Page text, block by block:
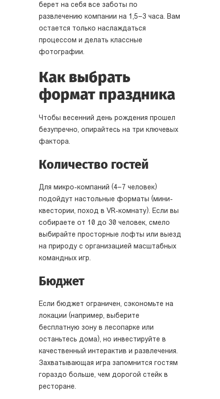
берет на себя все заботы по
развлечению компании на 1,5–3 часа. Вам
остается только наслаждаться
процессом и делать классные
фотографии.
Как выбрать
формат праздника
Чтобы весенний день рождения прошел
безупречно, опирайтесь на три ключевых
фактора.
Количество гостей
Для микро-компаний (4–7 человек)
подойдут настольные форматы (мини-
квестории, поход в VR-комнату). Если вы
собираете от 10 до 30 человек, смело
выбирайте просторные лофты или выезд
на природу с организацией масштабных
командных игр.
Бюджет
Если бюджет ограничен, сэкономьте на
локации (например, выберите
бесплатную зону в лесопарке или
останьтесь дома), но инвестируйте в
качественный интерактив и развлечения.
Захватывающая игра запомнится гостям
гораздо больше, чем дорогой стейк в
ресторане.